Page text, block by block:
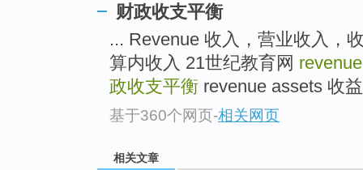
财政收支平衡
... Revenue 收入，营业收入，
算内收入 21世纪教育网
政收支平衡 revenue assets 收
基于360个网页-相关网页
相关文章